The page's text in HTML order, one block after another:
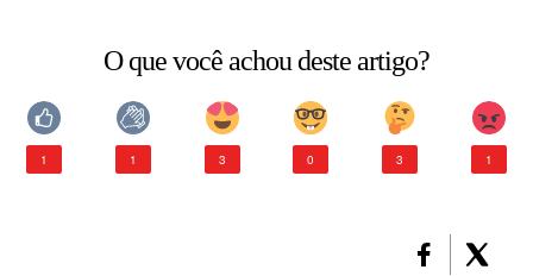
O que você achou deste artigo?
1 1 3 0 3 1